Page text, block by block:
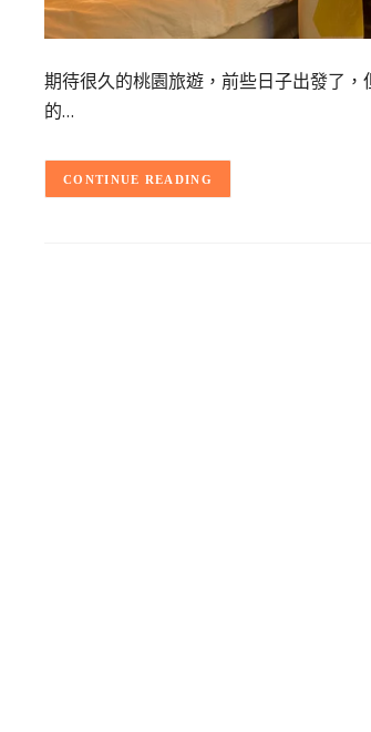
期待很久的桃園旅遊，前些日子出發了
的…
CONTINUE READING